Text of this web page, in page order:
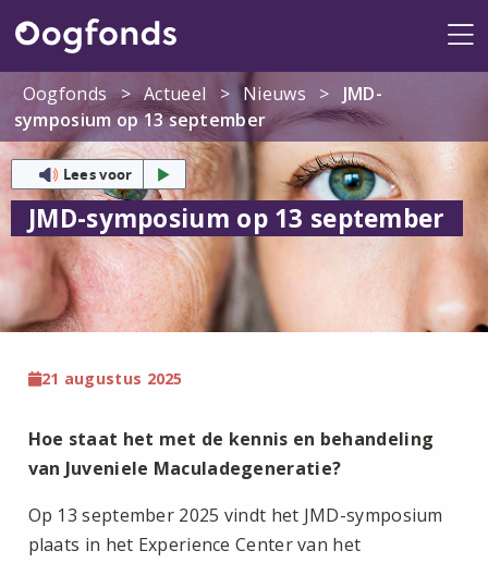
Oogfonds > Actueel > Nieuws >
JMD-
symposium op 13 september
Lees voor
JMD-symposium op 13 september
21 augustus 2025
Hoe staat het met de kennis en behandeling
van Juveniele Maculadegeneratie?
Op 13 september 2025 vindt het JMD-symposium
plaats in het Experience Center van het